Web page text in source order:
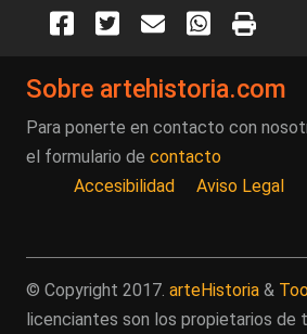
Sobre artehistoria.com
Para ponerte en contacto con
el formulario de contacto
Accesibilidad
Aviso Legal
© Copyright 2017. arteHistoria &
licenciantes son los propietarios de